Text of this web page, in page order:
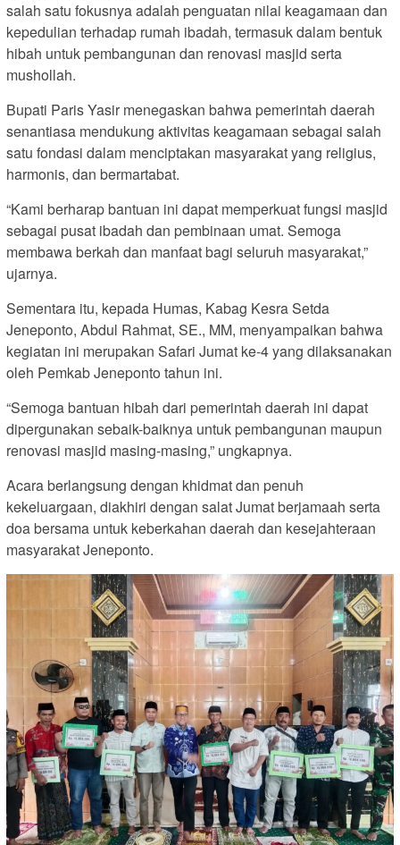
salah satu fokusnya adalah penguatan nilai keagamaan dan
kepedulian terhadap rumah ibadah, termasuk dalam bentuk
hibah untuk pembangunan dan renovasi masjid serta
mushollah.
Bupati Paris Yasir menegaskan bahwa pemerintah daerah
senantiasa mendukung aktivitas keagamaan sebagai salah
satu fondasi dalam menciptakan masyarakat yang religius,
harmonis, dan bermartabat.
“Kami berharap bantuan ini dapat memperkuat fungsi masjid
sebagai pusat ibadah dan pembinaan umat. Semoga
membawa berkah dan manfaat bagi seluruh masyarakat,”
ujarnya.
Sementara itu, kepada Humas, Kabag Kesra Setda
Jeneponto, Abdul Rahmat, SE., MM, menyampaikan bahwa
kegiatan ini merupakan Safari Jumat ke-4 yang dilaksanakan
oleh Pemkab Jeneponto tahun ini.
“Semoga bantuan hibah dari pemerintah daerah ini dapat
dipergunakan sebaik-baiknya untuk pembangunan maupun
renovasi masjid masing-masing,” ungkapnya.
Acara berlangsung dengan khidmat dan penuh
kekeluargaan, diakhiri dengan salat Jumat berjamaah serta
doa bersama untuk keberkahan daerah dan kesejahteraan
masyarakat Jeneponto.